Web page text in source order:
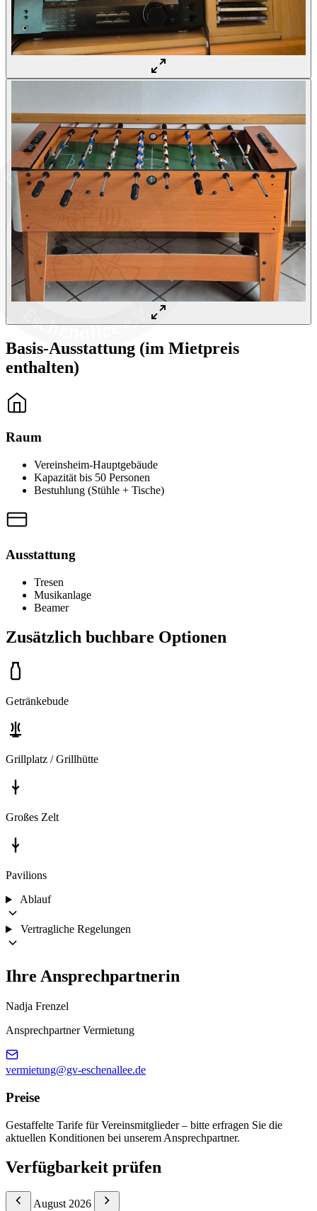
Basis-Ausstattung (im Mietpreis
enthalten)
Raum
Vereinsheim-Hauptgebäude
Kapazität bis 50 Personen
Bestuhlung (Stühle + Tische)
Ausstattung
Tresen
Musikanlage
Beamer
Zusätzlich buchbare Optionen
Getränkebude
Grillplatz / Grillhütte
Großes Zelt
Pavilions
Ablauf
Vertragliche Regelungen
Ihre Ansprechpartnerin
Nadja Frenzel
Ansprechpartner Vermietung
vermietung@gv-eschenallee.de
Preise
Gestaffelte Tarife für Vereinsmitglieder – bitte erfragen Sie die
aktuellen Konditionen bei unserem Ansprechpartner.
Verfügbarkeit prüfen
August 2026